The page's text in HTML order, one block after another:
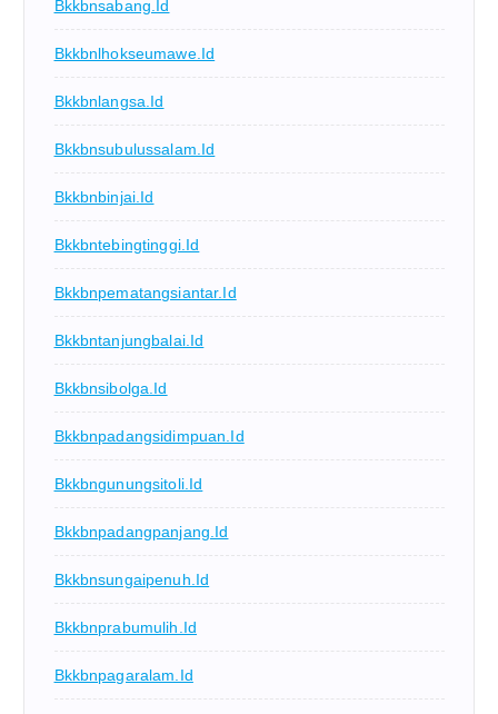
Bkkbnsabang.id
Bkkbnlhokseumawe.id
Bkkbnlangsa.id
Bkkbnsubulussalam.id
Bkkbnbinjai.id
Bkkbntebingtinggi.id
Bkkbnpematangsiantar.id
Bkkbntanjungbalai.id
Bkkbnsibolga.id
Bkkbnpadangsidimpuan.id
Bkkbngunungsitoli.id
Bkkbnpadangpanjang.id
Bkkbnsungaipenuh.id
Bkkbnprabumulih.id
Bkkbnpagaralam.id